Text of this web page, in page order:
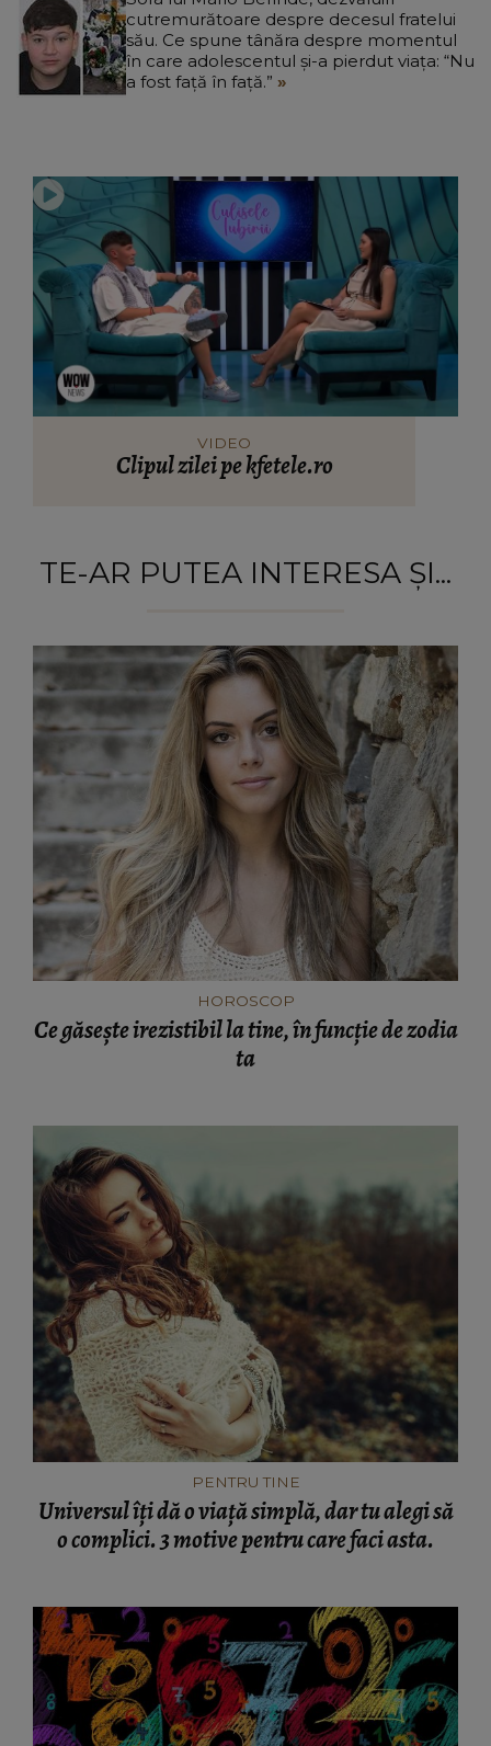
cutremurătoare despre decesul fratelui
său. Ce spune tânăra despre momentul
în care adolescentul și-a pierdut viața: “Nu
a fost față în față.”
VIDEO
Clipul zilei pe kfetele.ro
TE-AR PUTEA INTERESA ȘI...
HOROSCOP
Ce găsește irezistibil la tine, în funcție de zodia
ta
PENTRU TINE
Universul îți dă o viață simplă, dar tu alegi să
o complici. 3 motive pentru care faci asta.